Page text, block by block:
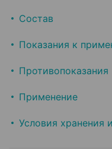
Состав
Показания к
Противопоказания
Применение
Условия хранения